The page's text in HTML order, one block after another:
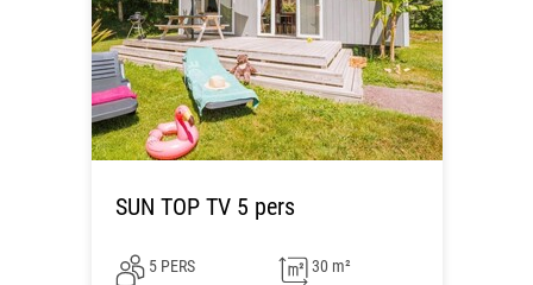
SUN TOP TV 5 pers
5 PERS 30 m²